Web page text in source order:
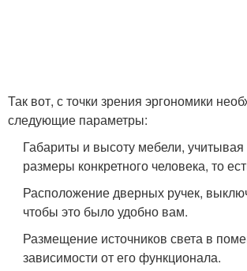
Так вот, с точки зрения эргономики
следующие параметры:
Габариты и высоту мебели, учитывая
размеры конкретного человека, то
Расположение дверных ручек,
чтобы это было удобно вам.
Размещение источников света в
зависимости от его функционала.